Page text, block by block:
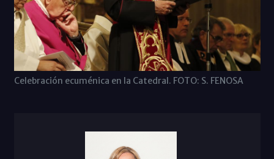
Celebración ecuménica en la Catedral. FOTO: S. FENOSA